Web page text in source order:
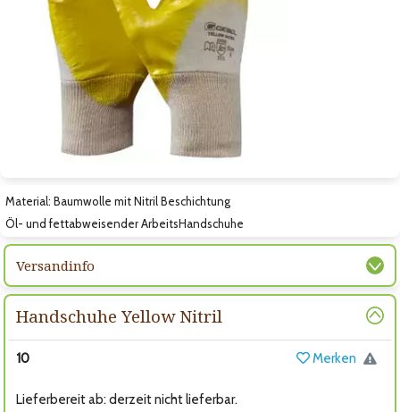
Material: Baumwolle mit Nitril Beschichtung
Öl- und fettabweisender ArbeitsHandschuhe
Versandinfo
Handschuhe Yellow Nitril
10 Merken
Lieferbereit ab: derzeit nicht lieferbar.